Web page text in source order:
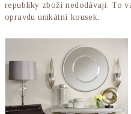
republiky zboží nedodávají. To
opravdu unikátní kousek.